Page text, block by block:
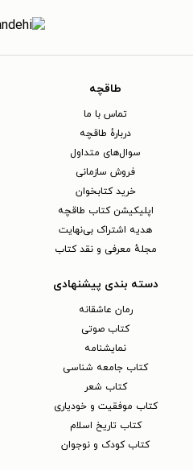
طاقچه
تماس با ما
دربارهٔ طاقچه
سوال‌های متداول
فروش سازمانی
خرید کتابخوان
اپلیکیشن کتاب طاقچه
هدیه اشتراک بی‌نهایت
مجلهٔ معرفی و نقد کتاب
دسته بندی پیشنهادی
رمان عاشقانه
کتاب‌ صوتی
نمایشنامه
کتاب جامعه شناسی
کتاب شعر
کتاب موفقیت و خودیاری
کتاب تاریخ اسلام
کتاب کودک و نوجوان